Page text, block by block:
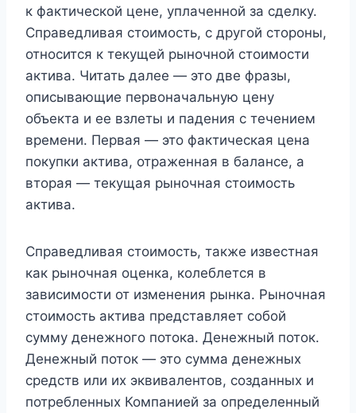
к фактической цене, уплаченной за сделку.
Справедливая стоимость, с другой стороны,
относится к текущей рыночной стоимости
актива. Читать далее — это две фразы,
описывающие первоначальную цену
объекта и ее взлеты и падения с течением
времени. Первая — это фактическая цена
покупки актива, отраженная в балансе, а
вторая — текущая рыночная стоимость
актива.
Справедливая стоимость, также известная
как рыночная оценка, колеблется в
зависимости от изменения рынка. Рыночная
стоимость актива представляет собой
сумму денежного потока. Денежный поток.
Денежный поток — это сумма денежных
средств или их эквивалентов, созданных и
потребленных Компанией за определенный